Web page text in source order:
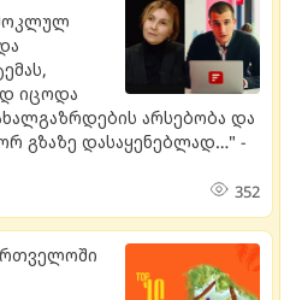
იცოდა
არსებობა და
გზაზე დასაყენებლად…" -
352